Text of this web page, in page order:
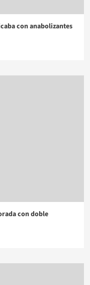
con anabolizantes
con doble